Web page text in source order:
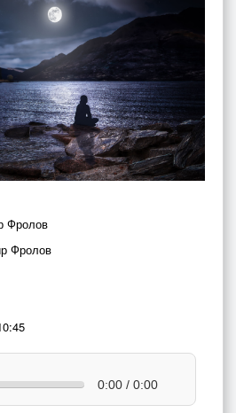
Фролов
Фролов
0:00 / 0:00